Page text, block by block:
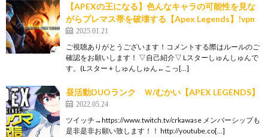
【APEXの王になる】色んなキャラの可能性を見な
がらプレマス帯を破壊する【Apex Legends】!vpn
2025.01.21
ご視聴ありがとうございます！コメントする際はルールのご
確認をお願いします！ ▽自己紹介▽ Lスターしゅんしゅんで
す。(Lスター + しゅんしゅん←こっ[…]
昼活動DUOランク Ｗ/むかい【APEX LEGENDS】
2022.05.24
ツイッチ→https://www.twitch.tv/crkawase メンバーシップも
是非是非お願い致します！！ http://youtube.co[…]